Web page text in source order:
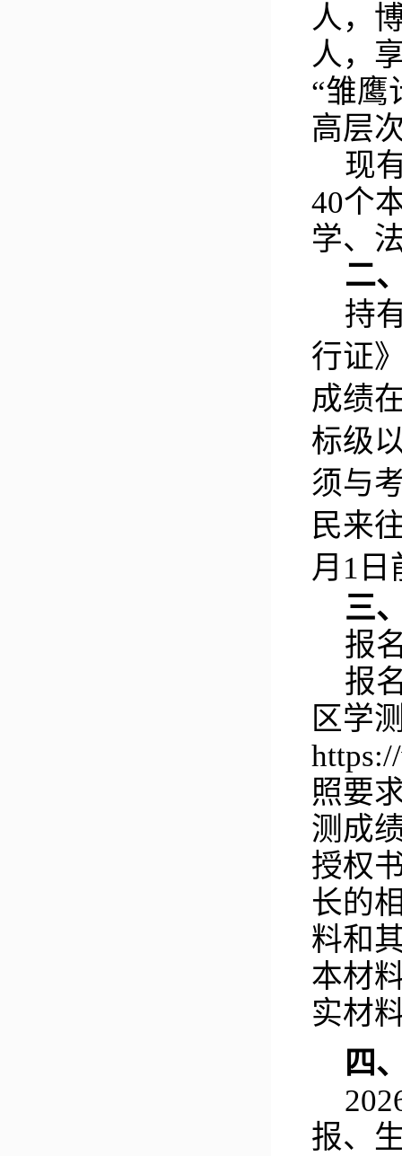
人，
人，
“雏鹰
高层
现
40个
学、
二
持
行证
成绩
标级
须与
民来
月1日
三
报
报
区学
照要
测成
授权
长的
料和
本材
实材
四
报、